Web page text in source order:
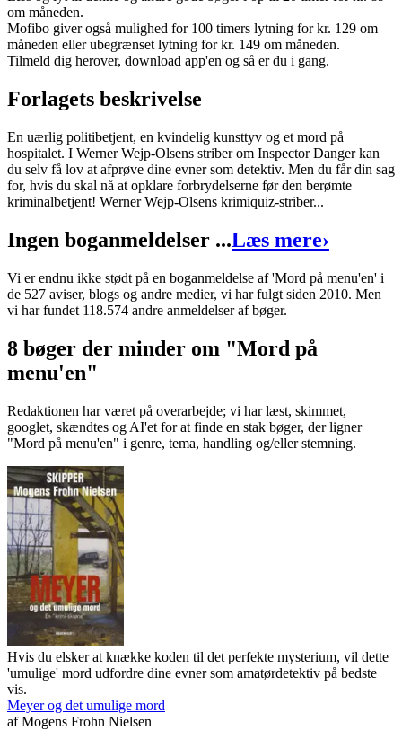
Forfatter:Werner Wejp-Olsen
Format:Ebog (ePub)
ISBN:9788726084986
Forlag: Lindhardt og Ringhof
Udgivet: 12. oktober 2021
om måneden.
Mofibo giver også mulighed for 100 timers lytning for kr. 129 om
måneden eller ubegrænset lytning for kr. 149 om måneden.
Tilmeld dig herover, download app'en og så er du i gang.
Forlagets beskrivelse
En uærlig politibetjent, en kvindelig kunsttyv og et mord på
hospitalet. I Werner Wejp-Olsens striber om Inspector Danger kan
du selv få lov at afprøve dine evner som detektiv. Men du får din sag
for, hvis du skal nå at opklare forbrydelserne før den berømte
kriminalbetjent! Werner Wejp-Olsens krimiquiz-striber...
Ingen boganmeldelser ...Læs mere›
Vi er endnu ikke stødt på en boganmeldelse af 'Mord på menu'en' i
de 527 aviser, blogs og andre medier, vi har fulgt siden 2010. Men
vi har fundet 118.574 andre anmeldelser af bøger.
8 bøger der minder om "Mord på
menu'en"
Redaktionen har været på overarbejde; vi har læst, skimmet,
googlet, skændtes og AI'et for at finde en stak bøger, der ligner
"Mord på menu'en" i genre, tema, handling og/eller stemning.
Hvis du elsker at knække koden til det perfekte mysterium, vil dette
'umulige' mord udfordre dine evner som amatørdetektiv på bedste
vis.
Meyer og det umulige mord
afMogens Frohn Nielsen